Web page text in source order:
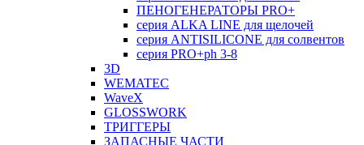
ПЕНОГЕНЕРАТОРЫ PRO+
серия ALKA LINE для щелочей
серия ANTISILICONE для солвентов
серия PRO+ph 3-8
3D
WEMATEC
WaveX
GLOSSWORK
ТРИГГЕРЫ
ЗАПАСНЫЕ ЧАСТИ